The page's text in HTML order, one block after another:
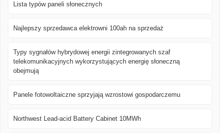
Lista typów paneli słonecznych
Najlepszy sprzedawca elektrowni 100ah na sprzedaż
Typy sygnałów hybrydowej energii zintegrowanych szaf
telekomunikacyjnych wykorzystujących energię słoneczną
obejmują
Panele fotowoltaiczne sprzyjają wzrostowi gospodarczemu
Northwest Lead-acid Battery Cabinet 10MWh